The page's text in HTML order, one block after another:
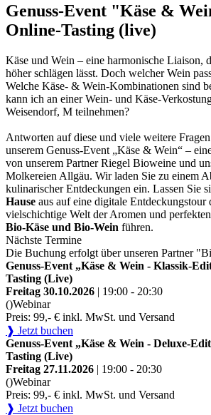
Genuss-Event "Käse &
Online-Tasting (live)
Käse und Wein – eine harmonische Liaison,
höher schlägen lässt. Doch welcher Wein
Welche Käse- & Wein-Kombinationen sind
kann ich an einer Wein- und Käse-
Weisendorf, M teilnehmen?
Antworten auf diese und viele weitere
unserem Genuss-Event „Käse & Wein“ –
von unserem Partner Riegel Bioweine und
Molkereien Allgäu. Wir laden Sie zu einem
kulinarischer Entdeckungen ein. Lassen Sie
Hause aus auf eine digitale Entdeckungstour
vielschichtige Welt der Aromen und
Bio-Käse und Bio-Wein führen.
Nächste Termine
Die Buchung erfolgt über unseren Partner
Genuss-Event „Käse & Wein - Klassik-
Tasting (Live)
Freitag 30.10.2026 | 19:00 - 20:30
()Webinar
Preis: 99,- € inkl. MwSt. und Versand
❱ Jetzt buchen
Genuss-Event „Käse & Wein - Deluxe-
Tasting (Live)
Freitag 27.11.2026 | 19:00 - 20:30
()Webinar
Preis: 99,- € inkl. MwSt. und Versand
❱ Jetzt buchen